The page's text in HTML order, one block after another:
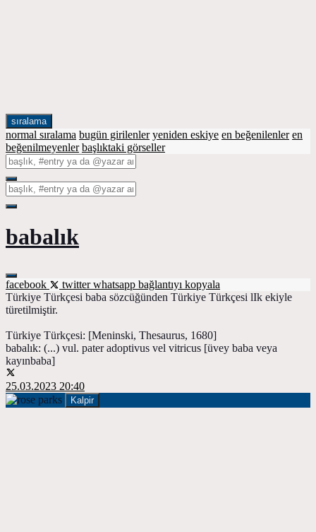
sıralama
normal sıralama bugün girilenler yeniden eskiye en beğenilenler en
beğenilmeyenler başlıktaki görseller
babalık
facebook twitterwhatsapp bağlantıyı kopyala
Türkiye Türkçesi baba sözcüğünden Türkiye Türkçesi lIk ekiyle
türetilmiştir.
Türkiye Türkçesi: [Meninski, Thesaurus, 1680]
babalık: (...) vul. pater adoptivus vel vitricus [üvey baba veya
kayınbaba]
25.03.2023 20:40
Kalpir